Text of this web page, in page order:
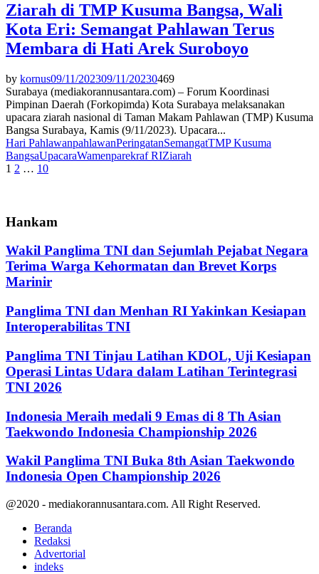
Ziarah di TMP Kusuma Bangsa, Wali
Kota Eri: Semangat Pahlawan Terus
Membara di Hati Arek Suroboyo
by kornus09/11/202309/11/20230469
Surabaya (mediakorannusantara.com) – Forum Koordinasi
Pimpinan Daerah (Forkopimda) Kota Surabaya melaksanakan
upacara ziarah nasional di Taman Makam Pahlawan (TMP) Kusuma
Bangsa Surabaya, Kamis (9/11/2023). Upacara...
Hari PahlawanpahlawanPeringatanSemangatTMP Kusuma
BangsaUpacaraWamenparekraf RIZiarah
Paginasi
1 2 … 10
Hankam
Wakil Panglima TNI dan Sejumlah Pejabat Negara
Terima Warga Kehormatan dan Brevet Korps
Marinir
Panglima TNI dan Menhan RI Yakinkan Kesiapan
Interoperabilitas TNI
Panglima TNI Tinjau Latihan KDOL, Uji Kesiapan
Operasi Lintas Udara dalam Latihan Terintegrasi
TNI 2026
Indonesia Meraih medali 9 Emas di 8 Th Asian
Taekwondo Indonesia Championship 2026
Wakil Panglima TNI Buka 8th Asian Taekwondo
Indonesia Open Championship 2026
@2020 - mediakorannusantara.com. All Right Reserved.
Beranda
Redaksi
Advertorial
indeks